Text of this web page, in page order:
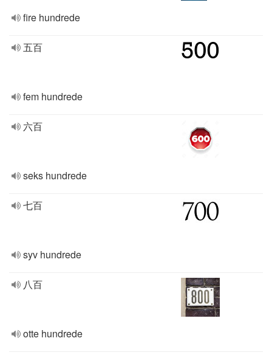
fire hundrede
五百
fem hundrede
六百
seks hundrede
七百
syv hundrede
八百
otte hundrede